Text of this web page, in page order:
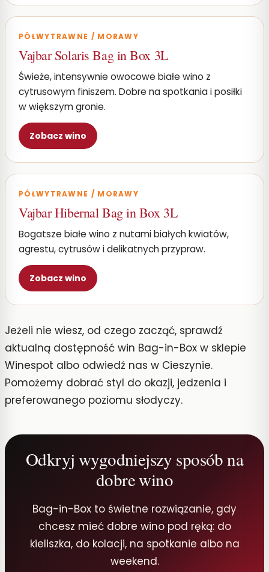
PÓŁWYTRAWNE / MORAWY
Vajbar Solaris Bag in Box 3L
Świeże, intensywnie owocowe białe wino z
cytrusowym finiszem. Dobre na spotkania i posiłki
w większym gronie.
Zobacz wino
PÓŁWYTRAWNE / MORAWY
Vajbar Hibernal Bag in Box 3L
Bogatsze białe wino z nutami białych kwiatów,
agrestu, cytrusów i delikatnych przypraw.
Zobacz wino
Jeżeli nie wiesz, od czego zacząć, sprawdź
aktualną dostępność win Bag-in-Box w sklepie
Winespot albo odwiedź nas w Cieszynie.
Pomożemy dobrać styl do okazji, jedzenia i
preferowanego poziomu słodyczy.
Odkryj wygodniejszy sposób na
dobre wino
Bag-in-Box to świetne rozwiązanie, gdy
chcesz mieć dobre wino pod ręką: do
kieliszka, do kolacji, na spotkanie albo na
weekend.